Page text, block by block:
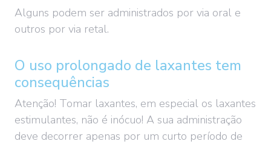
Alguns podem ser administrados por via oral e
outros por via retal.
O uso prolongado de laxantes tem
consequências
Atenção! Tomar laxantes, em especial os laxantes
estimulantes, não é inócuo! A sua administração
deve decorrer apenas por um curto período de